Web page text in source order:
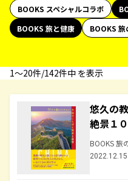
BOOKS スペシャルコラボ
BOOKS 旅と健康
BOOKS 旅
1〜20件/142件中 を表示
悠久の
絶景１
BOOKS 旅